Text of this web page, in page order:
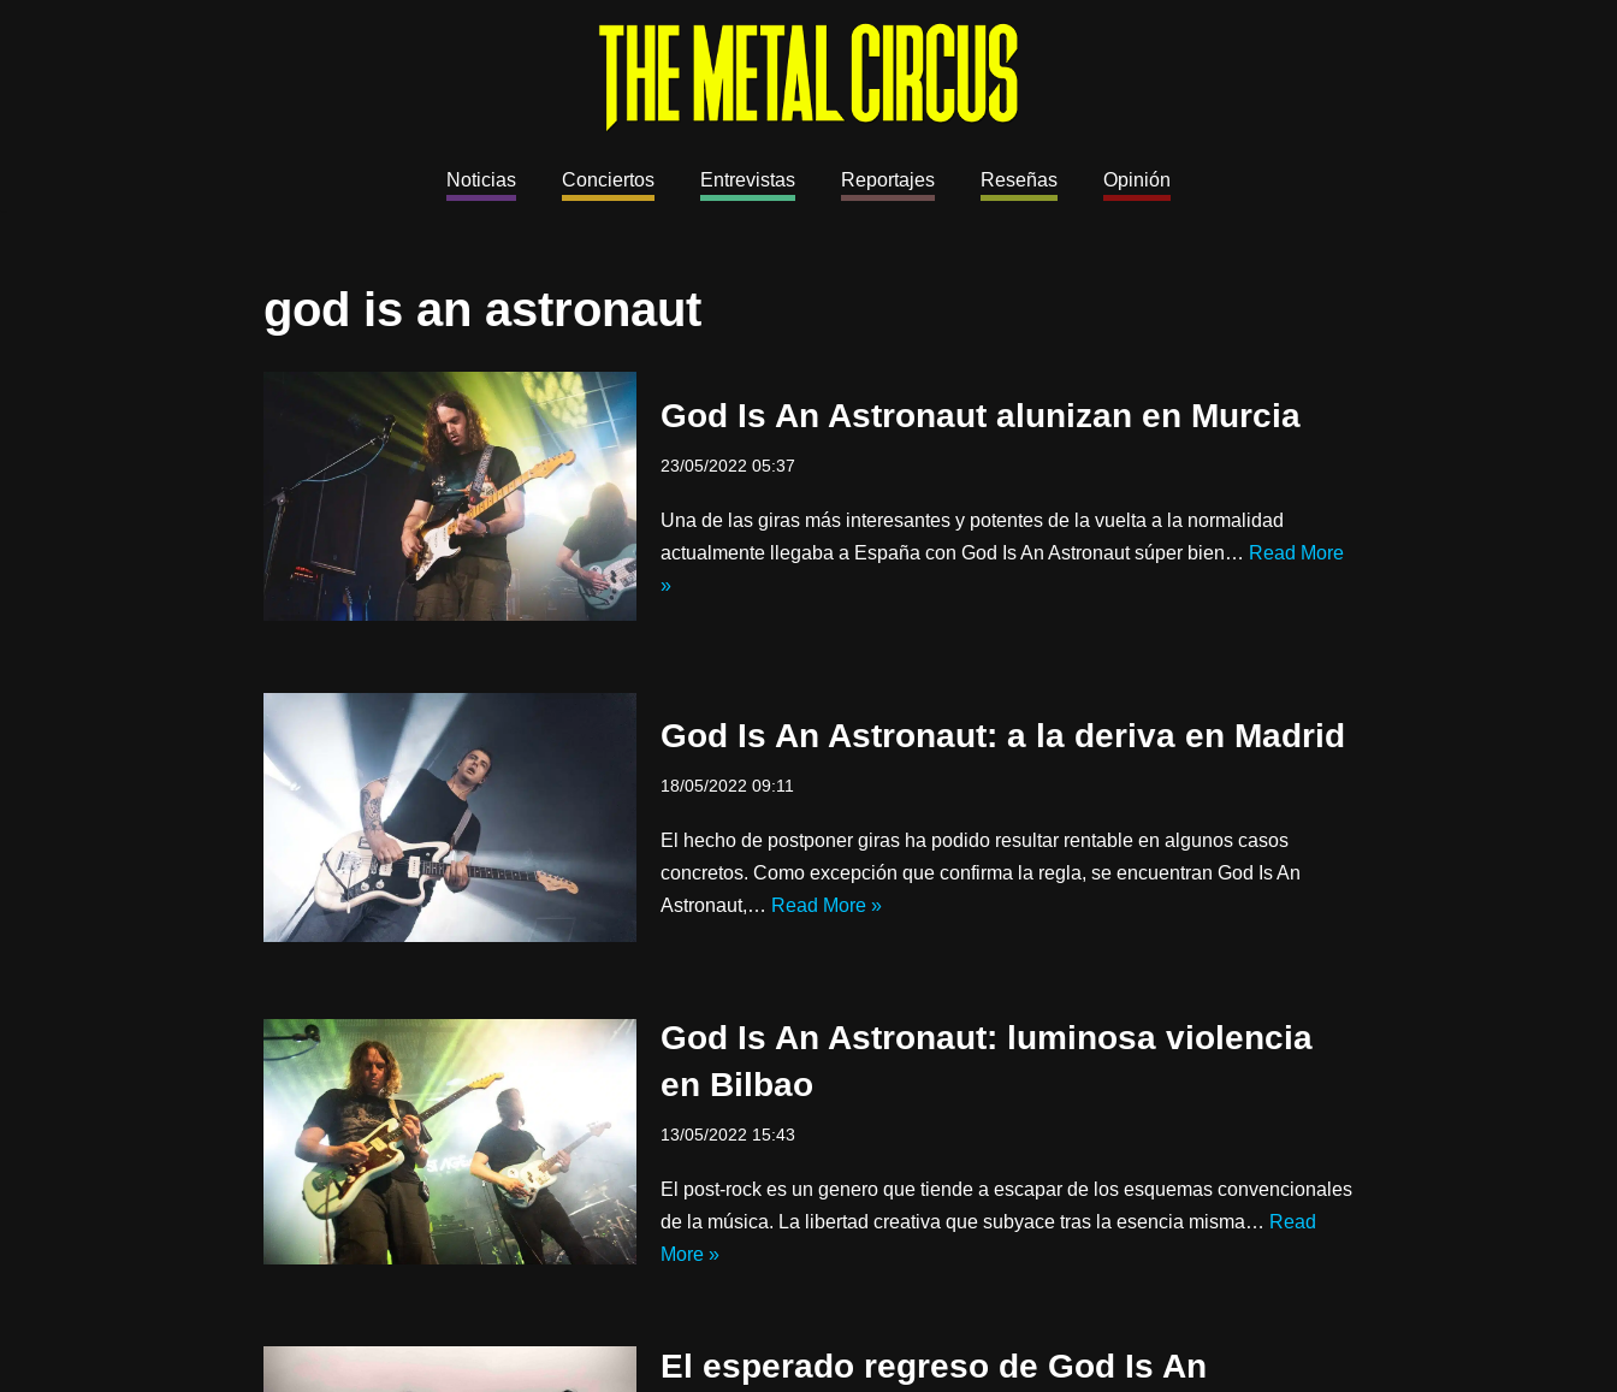
Noticias Conciertos Entrevistas Reportajes Reseñas Opinión
god is an astronaut
God Is An Astronaut alunizan en Murcia
23/05/2022 05:37
Una de las giras más interesantes y potentes de la vuelta a la normalidad
actualmente llegaba a España con God Is An Astronaut súper bien… Read More
»
God Is An Astronaut: a la deriva en Madrid
18/05/2022 09:11
El hecho de postponer giras ha podido resultar rentable en algunos casos
concretos. Como excepción que confirma la regla, se encuentran God Is An
Astronaut,… Read More »
God Is An Astronaut: luminosa violencia
en Bilbao
13/05/2022 15:43
El post-rock es un genero que tiende a escapar de los esquemas convencionales
de la música. La libertad creativa que subyace tras la esencia misma… Read
More »
El esperado regreso de God Is An